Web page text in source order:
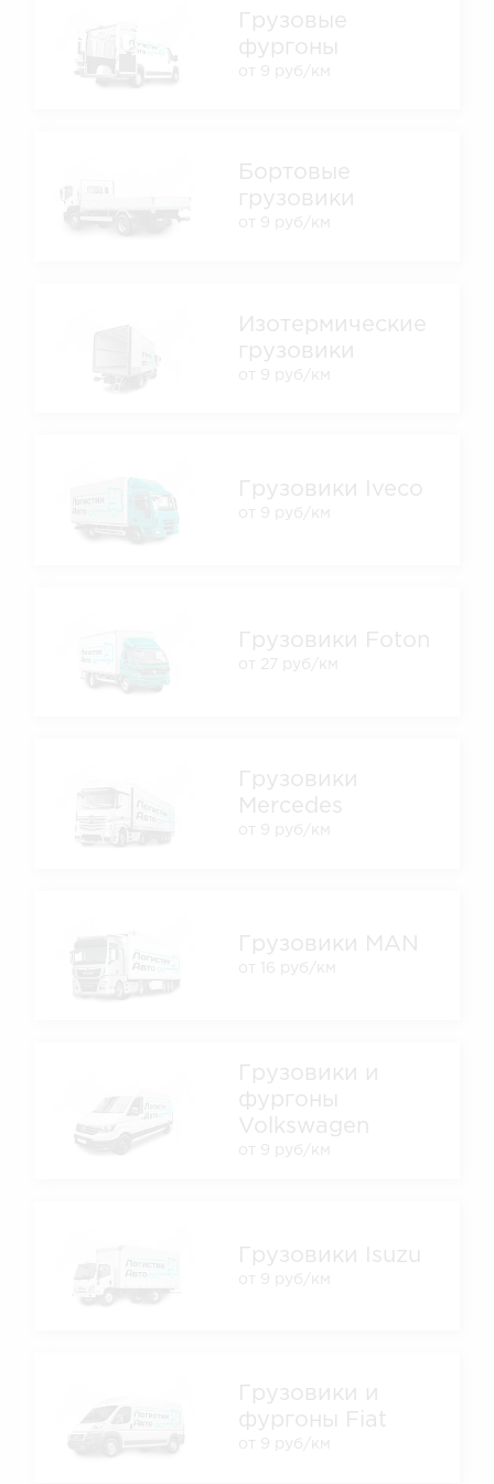
Грузовые
фургоны
от 9 руб/км
Бортовые
грузовики
от 9 руб/км
Изотермические
грузовики
от 9 руб/км
Грузовики Iveco
от 9 руб/км
Грузовики Foton
от 27 руб/км
Грузовики
Mercedes
от 9 руб/км
Грузовики MAN
от 16 руб/км
Грузовики и
фургоны
Volkswagen
от 9 руб/км
Грузовики Isuzu
от 9 руб/км
Грузовики и
фургоны Fiat
от 9 руб/км